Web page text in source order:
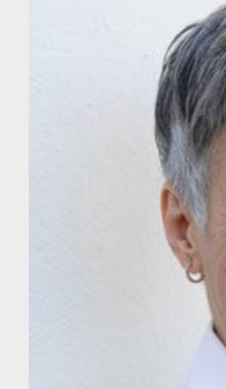
Interview de
Cardoso
VOIR